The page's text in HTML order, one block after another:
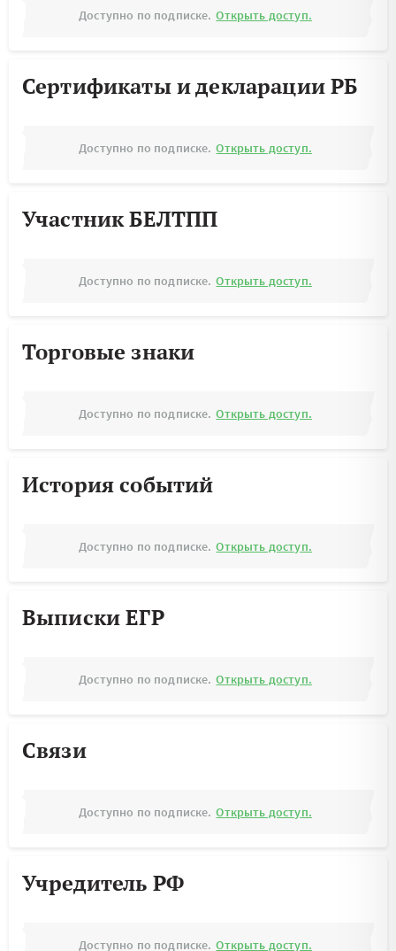
Доступно по подписке. Открыть доступ.
Сертификаты и декларации РБ
Доступно по подписке. Открыть доступ.
Участник БЕЛТПП
Доступно по подписке. Открыть доступ.
Торговые знаки
Доступно по подписке. Открыть доступ.
История событий
Доступно по подписке. Открыть доступ.
Выписки ЕГР
Доступно по подписке. Открыть доступ.
Связи
Доступно по подписке. Открыть доступ.
Учредитель РФ
Доступно по подписке. Открыть доступ.